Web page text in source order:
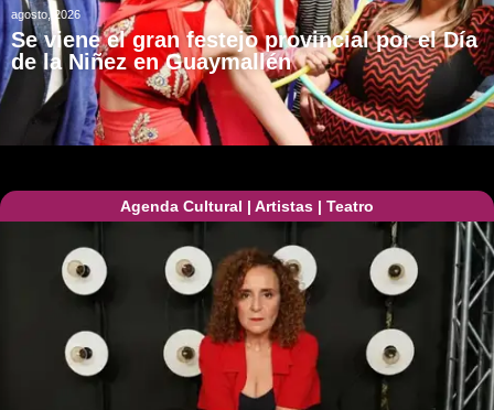
agosto, 2026
Se viene el gran festejo provincial por el Día
de la Niñez en Guaymallén
Agenda Cultural | Artistas | Teatro